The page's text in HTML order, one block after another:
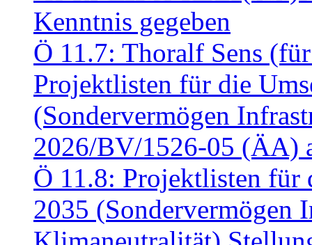
Kenntnis gegeben
Ö 11.7: Thoralf Sens
Projektlisten für die
(Sondervermögen
2026/BV/1526-05 (ÄA)
Ö 11.8: Projektlisten für
2035 (Sondervermögen